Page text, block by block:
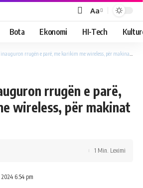
Aa
Bota Ekonomi HI-Tech
rrugën e parë, me karikim me wireless, për makinat elektrike
rrugën e parë,
wireless, për makinat
6:54 pm
1 Min. Leximi